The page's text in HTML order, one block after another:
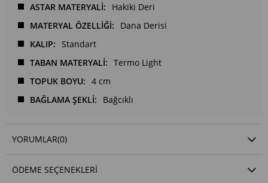
ASTAR MATERYALİ
Hakiki Deri
MATERYAL ÖZELLİĞİ
Dana Derisi
KALIP
Standart
TABAN MATERYALİ
Termo Light
TOPUK BOYU
4 cm
BAĞLAMA ŞEKLİ
Bağcıklı
YORUMLAR(0)
ÖDEME SEÇENEKLERI